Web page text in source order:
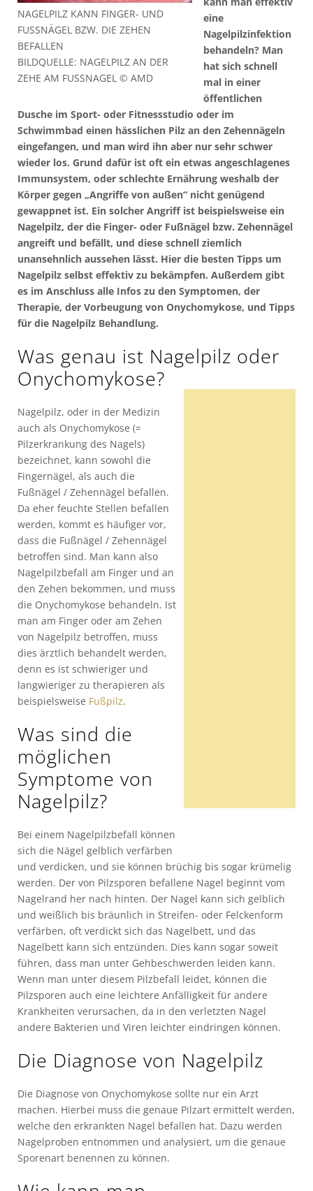
NAGELPILZ KANN FINGER- UND
FUSSNÄGEL BZW. DIE ZEHEN B
EFALLEN
BILDQUELLE: NAGELPILZ AN DER
ZEHE AM FUSSNAGEL © AMD
eine
Nagelpilzinfektion
behandeln? Man
hat sich schnell
mal in einer
öffentlichen
Dusche im Sport- oder Fitnessstudio oder im
Schwimmbad einen hässlichen Pilz an den Zehennägeln
eingefangen, und man wird ihn aber nur sehr schwer
wieder los. Grund dafür ist oft ein etwas angeschlagenes
Immunsystem, oder schlechte Ernährung weshalb der
Körper gegen „Angriffe von außen“ nicht genügend
gewappnet ist. Ein solcher Angriff ist beispielsweise ein
Nagelpilz, der die Finger- oder Fußnägel bzw. Zehennägel
angreift und befällt, und diese schnell ziemlich
unansehnlich aussehen lässt. Hier die besten Tipps um
Nagelpilz selbst effektiv zu bekämpfen. Außerdem gibt
es im Anschluss alle Infos zu den Symptomen, der
Therapie, der Vorbeugung von Onychomykose, und Tipps
für die Nagelpilz Behandlung.
Was genau ist Nagelpilz oder
Onychomykose?
Nagelpilz, oder in der Medizin
auch als Onychomykose (=
Pilzerkrankung des Nagels)
bezeichnet, kann sowohl die
Fingernägel, als auch die
Fußnägel / Zehennägel befallen.
Da eher feuchte Stellen befallen
werden, kommt es häufiger vor,
dass die Fußnägel / Zehennägel
betroffen sind. Man kann also
Nagelpilzbefall am Finger und an
den Zehen bekommen, und muss
die Onychomykose behandeln. Ist
man am Finger oder am Zehen
von Nagelpilz betroffen, muss
dies ärztlich behandelt werden,
denn es ist schwieriger und
langwieriger zu therapieren als
beispielsweise Fußpilz.
Was sind die
möglichen
Symptome von
Nagelpilz?
Bei einem Nagelpilzbefall können
sich die Nägel gelblich verfärben
und verdicken, und sie können brüchig bis sogar krümelig
werden. Der von Pilzsporen befallene Nagel beginnt vom
Nagelrand her nach hinten. Der Nagel kann sich gelblich
und weißlich bis bräunlich in Streifen- oder Felckenform
verfärben, oft verdickt sich das Nagelbett, und das
Nagelbett kann sich entzünden. Dies kann sogar soweit
führen, dass man unter Gehbeschwerden leiden kann.
Wenn man unter diesem Pilzbefall leidet, können die
Pilzsporen auch eine leichtere Anfälligkeit für andere
Krankheiten verursachen, da in den verletzten Nagel
andere Bakterien und Viren leichter eindringen können.
Die Diagnose von Nagelpilz
Die Diagnose von Onychomykose sollte nur ein Arzt
machen. Hierbei muss die genaue Pilzart ermittelt werden,
welche den erkrankten Nagel befallen hat. Dazu werden
Nagelproben entnommen und analysiert, um die genaue
Sporenart benennen zu können.